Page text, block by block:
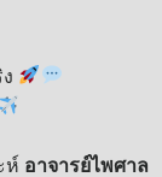
ห์ อาจารย์ไพศาล